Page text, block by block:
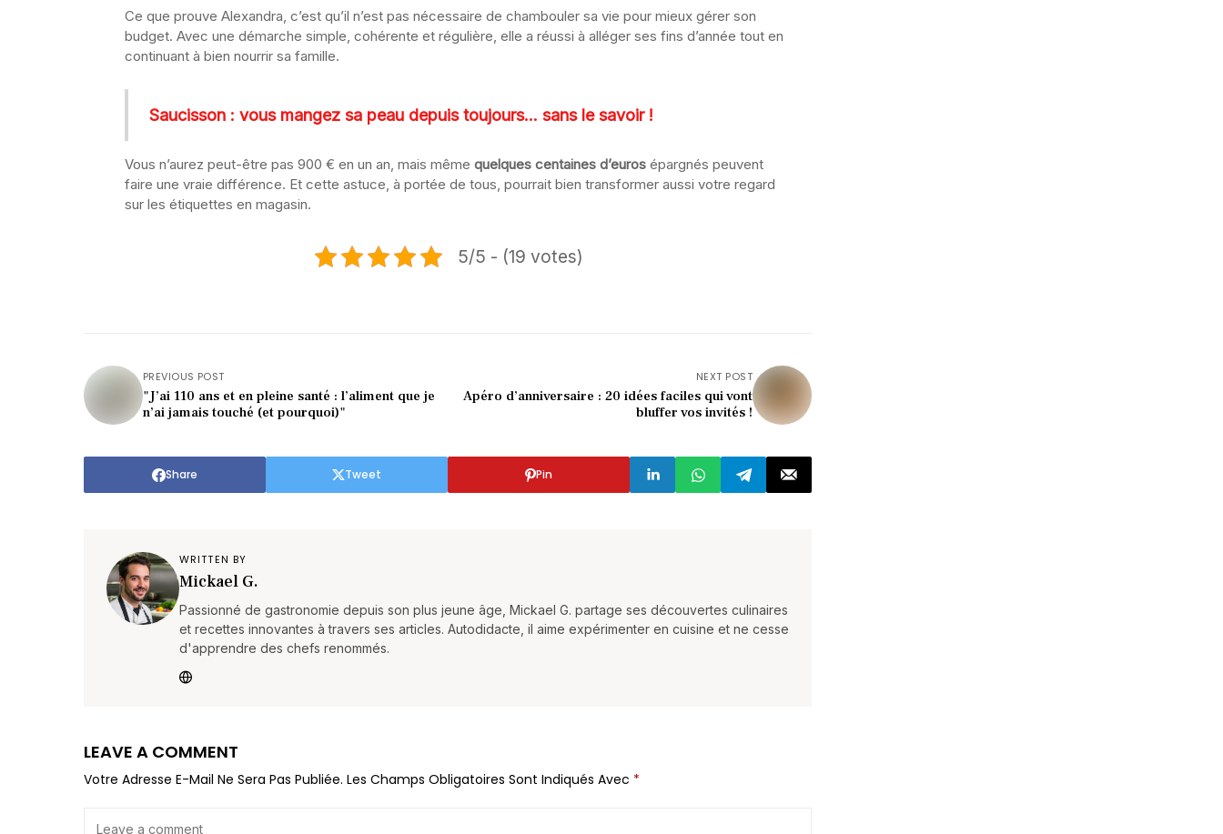
Ce que prouve Alexandra, c’est qu’il n’est pas nécessaire de chambouler sa vie pour mieux gérer son
budget. Avec une démarche simple, cohérente et régulière, elle a réussi à alléger ses fins d’année tout en
continuant à bien nourrir sa famille.
Saucisson : vous mangez sa peau depuis toujours… sans le savoir !
Vous n’aurez peut-être pas 900 € en un an, mais même quelques centaines d’euros épargnés peuvent
faire une vraie différence. Et cette astuce, à portée de tous, pourrait bien transformer aussi votre regard
sur les étiquettes en magasin.
5/5 - (19 votes)
PREVIOUS POST
"J’ai 110 ans et en pleine santé : l’aliment que je
n’ai jamais touché (et pourquoi)"
NEXT POST
Apéro d’anniversaire : 20 idées faciles qui vont
bluffer vos invités !
Share Tweet Pin
WRITTEN BY
Mickael G.
Passionné de gastronomie depuis son plus jeune âge, Mickael G. partage ses découvertes culinaires
et recettes innovantes à travers ses articles. Autodidacte, il aime expérimenter en cuisine et ne cesse
d'apprendre des chefs renommés.
LEAVE A COMMENT
Votre Adresse E-Mail Ne Sera Pas Publiée. Les Champs Obligatoires Sont Indiqués Avec *